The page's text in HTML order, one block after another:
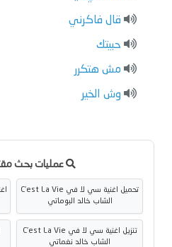
قال فاكرني
حبيتك
مش هتكرر
وش الخير
عمليات بحث
تحميل اغنية سي لا في C'est La Vie
الشاب خالد البوماتي
تنزيل اغنية سي لا في C'est La Vie
الشاب خالد نغماتي